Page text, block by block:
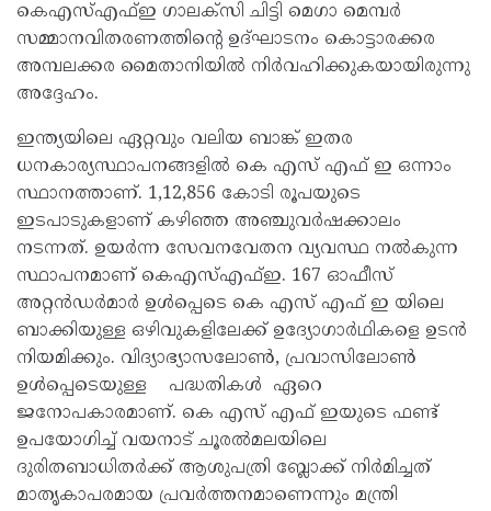
കെഎസ്എഫ്ഇ ഗാലക്സി ചിട്ടി മെഗാ മെമ്പർ
സമ്മാനവിതരണത്തിന്റെ ഉദ്ഘാടനം കൊട്ടാരക്കര
അമ്പലക്കര മൈതാനിയിൽ നിർവഹിക്കുകയായിരുന്നു
അദ്ദേഹം.
ഇന്ത്യയിലെ ഏറ്റവും വലിയ ബാങ്ക് ഇതര
ധനകാര്യസ്ഥാപനങ്ങളിൽ കെ എസ് എഫ് ഇ ഒന്നാം
സ്ഥാനത്താണ്. 1,12,856 കോടി രൂപയുടെ
ഇടപാടുകളാണ് കഴിഞ്ഞ അഞ്ചുവർഷക്കാലം
നടന്നത്. ഉയർന്ന സേവനവേതന വ്യവസ്ഥ നൽകുന്ന
സ്ഥാപനമാണ് കെഎസ്എഫ്ഇ. 167 ഓഫീസ്
അറ്റൻഡർമാർ ഉൾപ്പെടെ കെ എസ് എഫ് ഇ യിലെ
ബാക്കിയുള്ള ഒഴിവുകളിലേക്ക് ഉദ്യോഗാർഥികളെ ഉടൻ
നിയമിക്കും. വിദ്യാഭ്യാസലോൺ, പ്രവാസിലോൺ
ഉൾപ്പെടെയുള്ള പദ്ധതികൾ ഏറെ
ജനോപകാരമാണ്. കെ എസ് എഫ് ഇയുടെ ഫണ്ട്‌
ഉപയോഗിച്ച് വയനാട് ചൂരൽമലയിലെ
ദുരിതബാധിതർക്ക് ആശുപത്രി ബ്ലോക്ക്‌ നിർമിച്ചത്
മാതൃകാപരമായ പ്രവർത്തനമാണെന്നും മന്ത്രി